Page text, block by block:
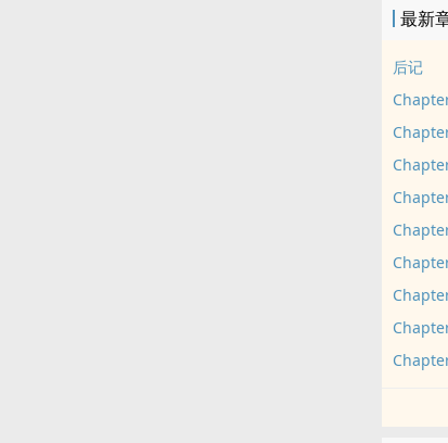
等待时
－－－
只想要
－－－
进度表:
最新
后记